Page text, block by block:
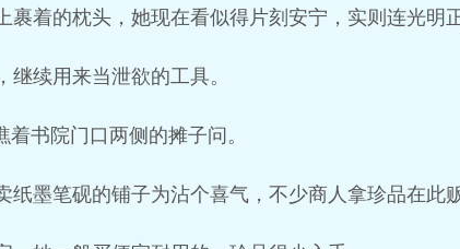
着的枕头，她现在看似得片刻安宁，实则连光明
续用来当泄欲的工具。
书院门口两侧的摊子问。
墨笔砚的铺子为沾个喜气，不少商人拿珍品在此贩